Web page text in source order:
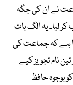
نے ان کی جگہ
لیا۔ یہ الگ بات
ہے کہ جماعت کی
نام تجویز کیے
بوجوہ حافظ